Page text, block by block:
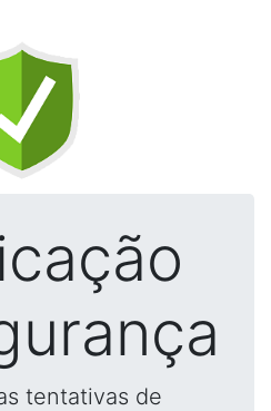
tentativas de